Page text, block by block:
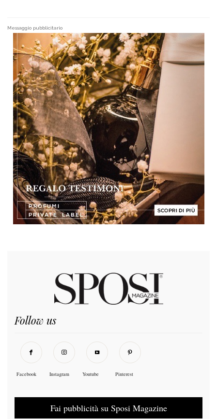
Messaggio pubblicitario
Follow us
Facebook Instagram Youtube Pinterest
Fai pubblicità su Sposi Magazine